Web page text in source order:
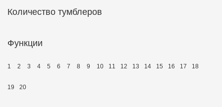
Количество тумблеров
Функции
1 2 3 4 5 6 7 8 9 10 11 12 13 14 15 16 17 18
19 20